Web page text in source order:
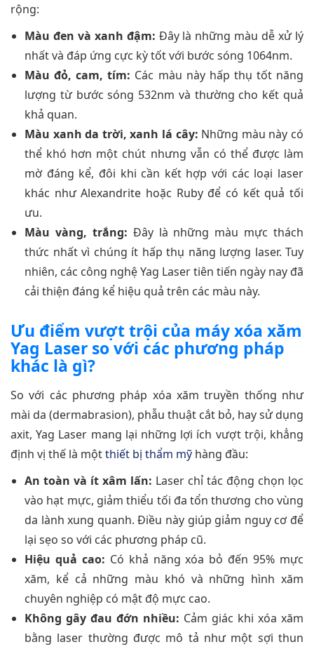
rộng:
Màu đen và xanh đậm: Đây là những màu dễ xử lý
nhất và đáp ứng cực kỳ tốt với bước sóng 1064nm.
Màu đỏ, cam, tím: Các màu này hấp thụ tốt năng
lượng từ bước sóng 532nm và thường cho kết quả
khả quan.
Màu xanh da trời, xanh lá cây: Những màu này có
thể khó hơn một chút nhưng vẫn có thể được làm
mờ đáng kể, đôi khi cần kết hợp với các loại laser
khác như Alexandrite hoặc Ruby để có kết quả tối
ưu.
Màu vàng, trắng: Đây là những màu mực thách
thức nhất vì chúng ít hấp thụ năng lượng laser. Tuy
nhiên, các công nghệ Yag Laser tiên tiến ngày nay đã
cải thiện đáng kể hiệu quả trên các màu này.
Ưu điểm vượt trội của máy xóa xăm
Yag Laser so với các phương pháp
khác là gì?
So với các phương pháp xóa xăm truyền thống như
mài da (dermabrasion), phẫu thuật cắt bỏ, hay sử dụng
axit, Yag Laser mang lại những lợi ích vượt trội, khẳng
định vị thế là mộtthiết bị thẩm mỹ hàng đầu:
An toàn và ít xâm lấn: Laser chỉ tác động chọn lọc
vào hạt mực, giảm thiểu tối đa tổn thương cho vùng
da lành xung quanh. Điều này giúp giảm nguy cơ để
lại sẹo so với các phương pháp cũ.
Hiệu quả cao: Có khả năng xóa bỏ đến 95% mực
xăm, kể cả những màu khó và những hình xăm
chuyên nghiệp có mật độ mực cao.
Không gây đau đớn nhiều: Cảm giác khi xóa xăm
bằng laser thường được mô tả như một sợi thun